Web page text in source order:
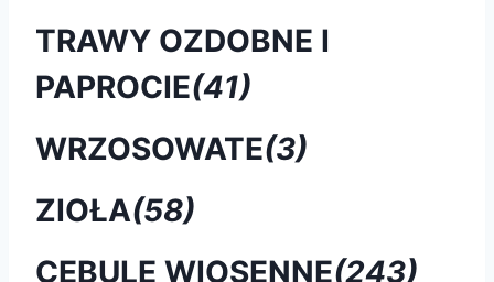
TRAWY OZDOBNE I
PAPROCIE(41)
WRZOSOWATE(3)
ZIOŁA(58)
CEBULE WIOSENNE(243)